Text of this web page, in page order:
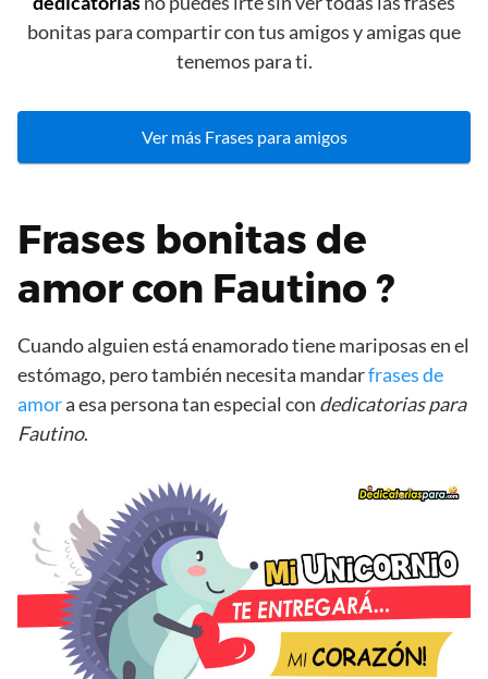
bonitas para compartir con tus amigos y amigas que
tenemos para ti.
Ver más Frases para amigos
Frases bonitas de
amor con Fautino ?
Cuando alguien está enamorado tiene mariposas en el
estómago, pero también necesita mandarfrases de
amora esa persona tan especial con dedicatorias para
Fautino.